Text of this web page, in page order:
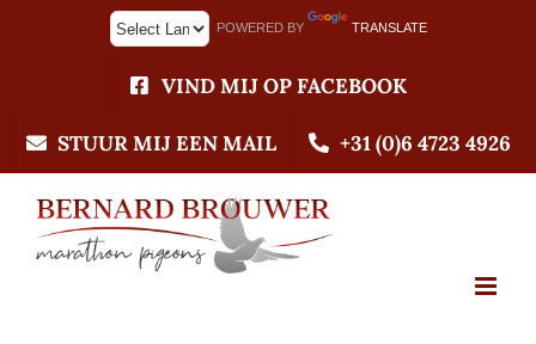
POWERED BY TRANSLATE
VIND MIJ OP FACEBOOK
STUUR MIJ EEN MAIL +31 (0)6 4723 4926